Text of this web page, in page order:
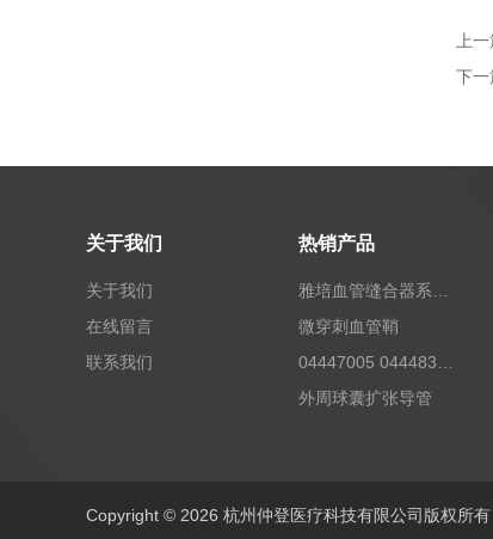
上
下一
关于我们
关于我们
在线留言
联系我们
热销产品
微穿刺血管鞘
外周球囊扩张导管
Copyright © 2026 杭州仲登医疗科技有限公司版权所有